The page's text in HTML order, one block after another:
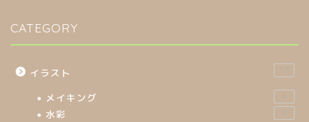
CATEGORY
イラスト 17
メイキング 4
水彩